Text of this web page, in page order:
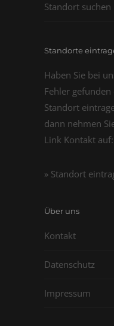
Standort suchen
Standorte
Haben Sie bei
Fehler
Standort
dann nehmen
Link Kontakt auf:
» Standort
Über uns
Kontakt
Datenschutz
Impressum